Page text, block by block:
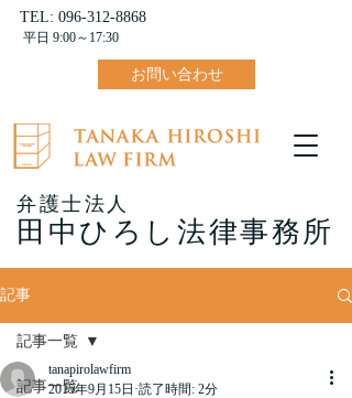
TEL: 096-312-8868
平日 9:00～17:30
お問い合わせ
弁護士法人
田中ひろし法律事務所
記事
記事一覧
記事一覧
tanapirolawfirm
2015年9月15日 読了時間: 2分